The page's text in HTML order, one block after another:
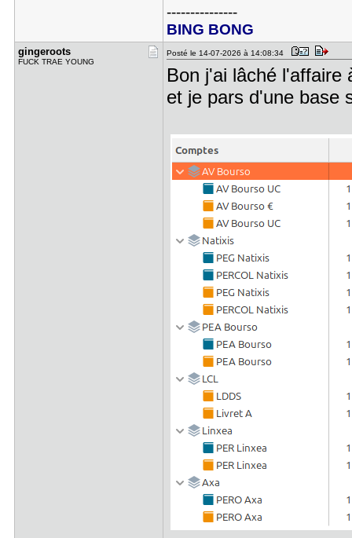
---------------
BING BONG
gingeroots
FUCK TRAE YOUNG
Posté le 14-07-2026 à 14:08:34
Bon j'ai lâché l'affaire
et je pars d'une base